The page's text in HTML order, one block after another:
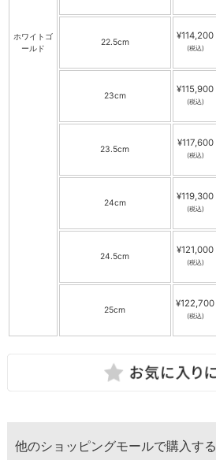
ホワイトゴ
ールド
22.5cm
¥114,200
(税込)
23cm
¥115,900
(税込)
23.5cm
¥117,600
(税込)
24cm
¥119,300
(税込)
24.5cm
¥121,000
(税込)
25cm
¥122,700
(税込)
他のショッピングモールで購入する